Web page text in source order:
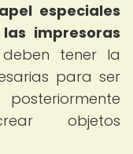
especiales
impresoras
tener la
para ser
objetos